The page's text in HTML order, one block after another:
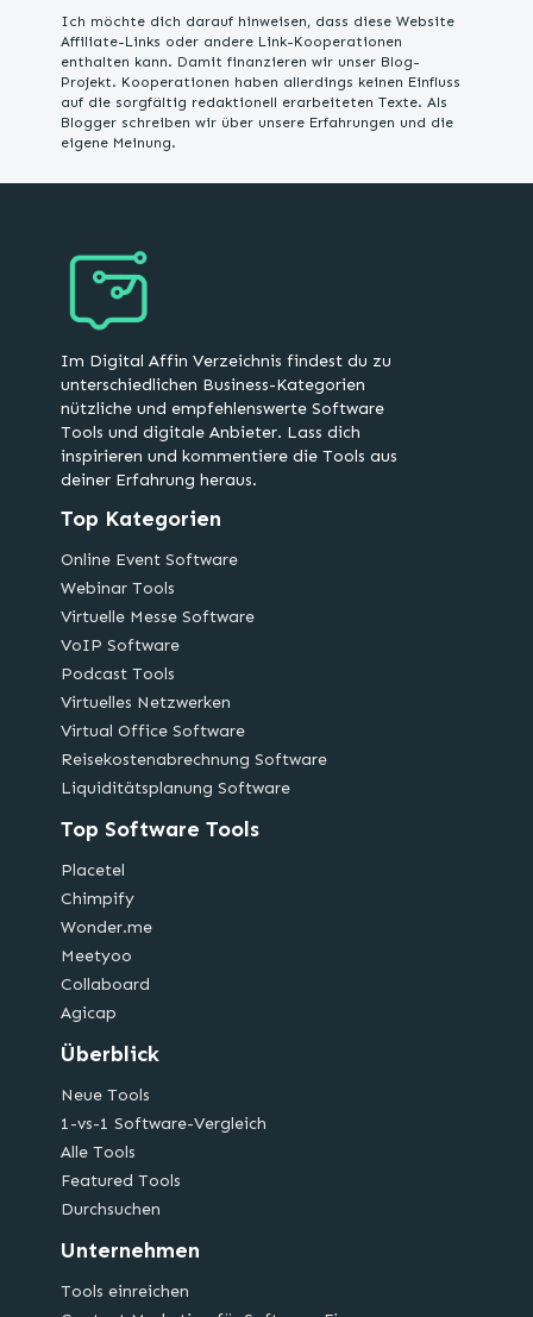
Ich möchte dich darauf hinweisen, dass diese Website
Affiliate-Links oder andere Link-Kooperationen
enthalten kann. Damit finanzieren wir unser Blog-
Projekt. Kooperationen haben allerdings keinen Einfluss
auf die sorgfältig redaktionell erarbeiteten Texte. Als
Blogger schreiben wir über unsere Erfahrungen und die
eigene Meinung.
Im Digital Affin Verzeichnis findest du zu
unterschiedlichen Business-Kategorien
nützliche und empfehlenswerte Software
Tools und digitale Anbieter. Lass dich
inspirieren und kommentiere die Tools aus
deiner Erfahrung heraus.
Top Kategorien
Online Event Software
Webinar Tools
Virtuelle Messe Software
VoIP Software
Podcast Tools
Virtuelles Netzwerken
Virtual Office Software
Reisekostenabrechnung Software
Liquiditätsplanung Software
Top Software Tools
Placetel
Chimpify
Wonder.me
Meetyoo
Collaboard
Agicap
Überblick
Neue Tools
1-vs-1 Software-Vergleich
Alle Tools
Featured Tools
Durchsuchen
Unternehmen
Tools einreichen